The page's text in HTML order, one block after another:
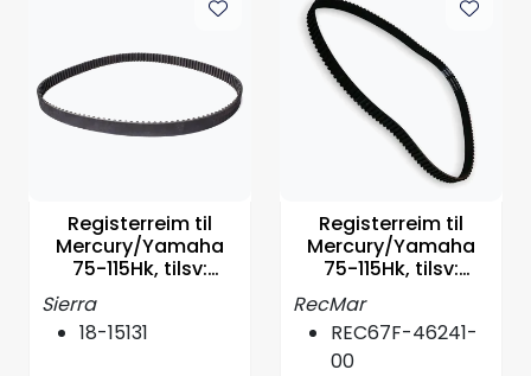
Registerreim til
Mercury/Yamaha
75-115Hk, tilsv:
Sierra
18-15131
Registerreim til
Mercury/Yamaha
75-115Hk, tilsv:
67F4624100
RecMar
REC67F-46241-
00